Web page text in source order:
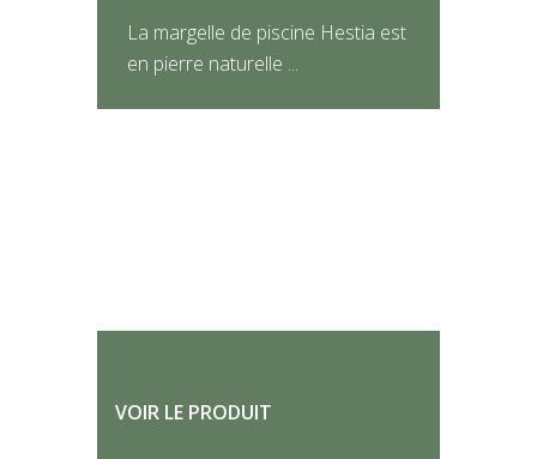
La margelle de piscine Hestia est
en pierre naturelle ...
VOIR LE PRODUIT